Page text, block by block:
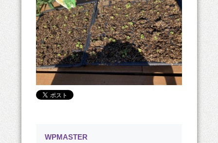
WPMASTER